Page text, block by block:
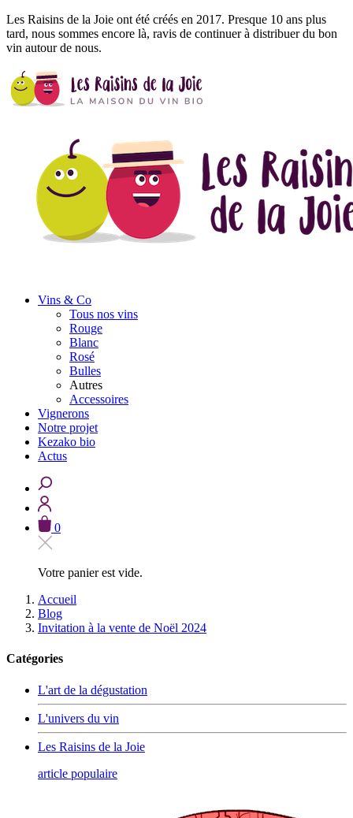
Les Raisins de la Joie ont été créés en 2017. Presque 10 ans plus
tard, nous sommes encore là, ravis de continuer à distribuer du bon
vin autour de nous.
Vins & Co
Tous nos vins
Rouge
Blanc
Rosé
Bulles
Autres
Accessoires
Vignerons
Notre projet
Kezako bio
Actus
0
Votre panier est vide.
Accueil
Blog
Invitation à la vente de Noël 2024
Catégories
L'art de la dégustation
L'univers du vin
Les Raisins de la Joie
article populaire